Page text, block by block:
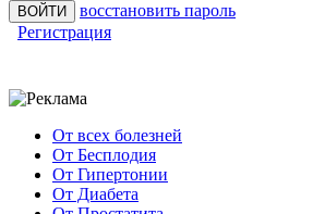
восстановить пароль
Регистрация
От всех болезней
От Бесплодия
От Гипертонии
От Диабета